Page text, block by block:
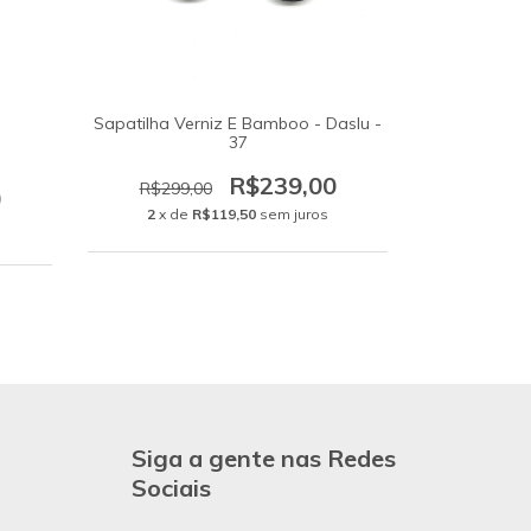
Sapatilha Verniz E Bamboo - Daslu -
37
R$299,00 R$239,00
2 x de R$119,50 sem juros
Siga a gente nas Redes
Sociais